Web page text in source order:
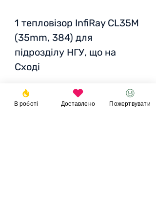
1 тепловізор InfiRay CL35M
(35mm, 384) для
підрозділу НГУ, що на
Сході
Статус: доставляється
по
Україні
В роботі Доставлено Пожертвувати